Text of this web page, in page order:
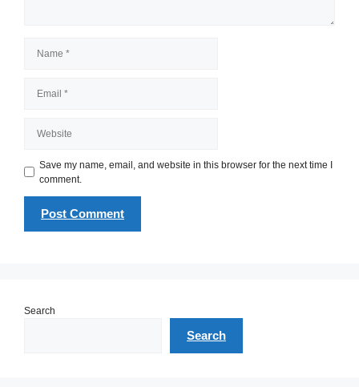
Save my name, email, and website in this browser for the next time I
comment.
Search
Search